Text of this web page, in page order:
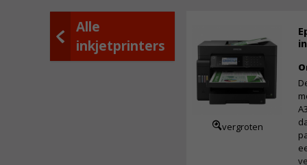
Alle
inkjetprinters
vergroten